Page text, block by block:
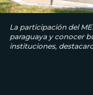
La participación del
paraguaya y conocer
instituciones,